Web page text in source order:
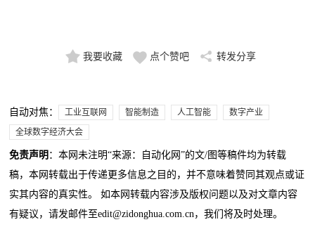
我要收藏 点个赞吧 转发分享
自动对焦： 工业互联网 智能制造 人工智能
数字产业
全球数字经济大会
免责声明 ：本网未注明“来源：自动化网”的文/图等稿件均为转载
稿，本网转载出于传递更多信息之目的，并不意味着赞同其观点或证
实其内容的真实性。 如本网转载内容涉及版权问题以及对文章内容
有疑议，请发邮件至edit@zidonghua.com.cn，我们将及时处理。